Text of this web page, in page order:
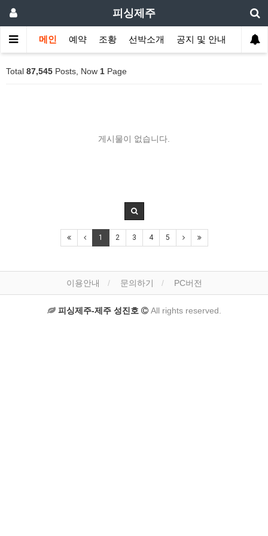
피싱제주
메인 예약 조황 선박소개 공지 및 안내
Total 87,545 Posts, Now 1 Page
게시물이 없습니다.
1 2 3 4 5
이용안내 문의하기 PC버전
피싱제주-제주 성진호 All rights reserved.